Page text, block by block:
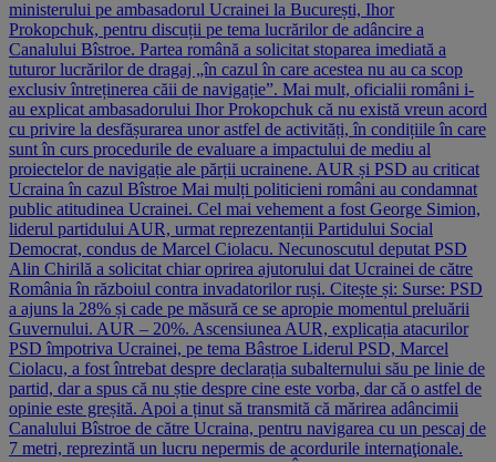
ministerului pe ambasadorul Ucrainei la București, Ihor
Prokopchuk, pentru discuții pe tema lucrărilor de adâncire a
Canalului Bîstroe. Partea română a solicitat stoparea imediată a
tuturor lucrărilor de dragaj „în cazul în care acestea nu au ca scop
exclusiv întreținerea căii de navigație”. Mai mult, oficialii români i-
au explicat ambasadorului Ihor Prokopchuk că nu există vreun acord
cu privire la desfășurarea unor astfel de activități, în condițiile în care
sunt în curs procedurile de evaluare a impactului de mediu al
proiectelor de navigație ale părții ucrainene. AUR și PSD au criticat
Ucraina în cazul Bîstroe Mai mulți politicieni români au condamnat
public atitudinea Ucrainei. Cel mai vehement a fost George Simion,
liderul partidului AUR, urmat reprezentanții Partidului Social
Democrat, condus de Marcel Ciolacu. Necunoscutul deputat PSD
Alin Chirilă a solicitat chiar oprirea ajutorului dat Ucrainei de către
România în războiul contra invadatorilor ruși. Citește și: Surse: PSD
a ajuns la 28% și cade pe măsură ce se apropie momentul preluării
Guvernului. AUR – 20%. Ascensiunea AUR, explicația atacurilor
PSD împotriva Ucrainei, pe tema Bâstroe Liderul PSD, Marcel
Ciolacu, a fost întrebat despre declarația subalternului său pe linie de
partid, dar a spus că nu știe despre cine este vorba, dar că o astfel de
opinie este greșită. Apoi a ținut să transmită că mărirea adâncimii
Canalului Bîstroe de către Ucraina, pentru navigarea cu un pescaj de
7 metri, reprezintă un lucru nepermis de acordurile internaţionale.